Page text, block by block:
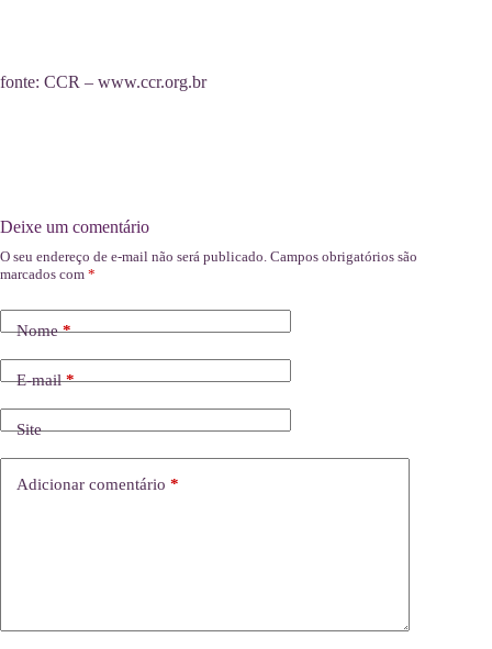
fonte: CCR – www.ccr.org.br
Deixe um comentário
O seu endereço de e-mail não será publicado. Campos obrigatórios são
marcados com *
Nome*
E-mail*
Site
Adicionar comentário *